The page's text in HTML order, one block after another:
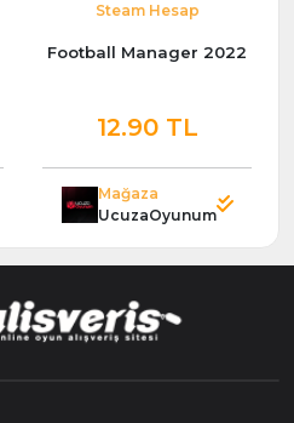
Steam Hesap
Football Manager 2022
12.90 TL
Mağaza
UcuzaOyunum